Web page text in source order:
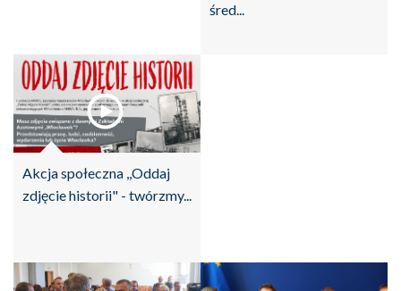
śred...
Akcja społeczna ,,Oddaj
zdjęcie historii" - twórzmy...